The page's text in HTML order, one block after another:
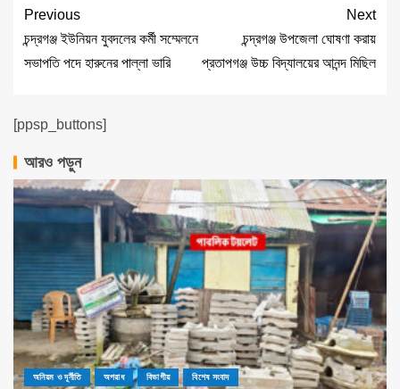
Previous
চন্দ্রগঞ্জ ইউনিয়ন যুবদলের কর্মী সম্মেলনে
সভাপতি পদে হারুনের পাল্লা ভারি
Next
চন্দ্রগঞ্জ উপজেলা ঘোষণা করায়
প্রতাপগঞ্জ উচ্চ বিদ্যালয়ের আনন্দ মিছিল
[ppsp_buttons]
আরও পড়ুন
অনিয়ম ও দূর্নীতি অপরাধ বিভাগীয় বিশেষ সংবাদ